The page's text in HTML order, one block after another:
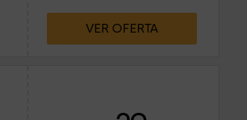
VER OFERTA